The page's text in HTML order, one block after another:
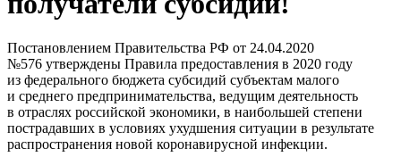
Постановлением Правительства РФ от 24.04.2020
№576 утверждены Правила предоставления в 2020 году
из федерального бюджета субсидий субъектам малого
и среднего предпринимательства, ведущим деятельность
в отраслях российской экономики, в наибольшей степени
пострадавших в условиях ухудшения ситуации в результате
распространения новой коронавирусной инфекции.